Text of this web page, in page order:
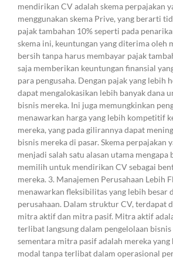
mendirikan CV adalah skema perpajakan
menggunakan skema Prive, yang berarti
pajak tambahan 10% seperti pada
skema ini, keuntungan yang diterima oleh
bersih tanpa harus membayar pajak
saja memberikan keuntungan finansial
para pengusaha. Dengan pajak yang lebih
dapat mengalokasikan lebih banyak dana
bisnis mereka. Ini juga memungkinkan
menawarkan harga yang lebih kompetitif
mereka, yang pada gilirannya dapat
bisnis mereka di pasar. Skema perpajakan
menjadi salah satu alasan utama mengapa
memilih untuk mendirikan CV sebagai
mereka. 3. Manajemen Perusahaan Lebih
menawarkan fleksibilitas yang lebih besar
perusahaan. Dalam struktur CV, terdapat
mitra aktif dan mitra pasif. Mitra aktif
terlibat langsung dalam pengelolaan
sementara mitra pasif adalah mereka yang
modal tanpa terlibat dalam operasional